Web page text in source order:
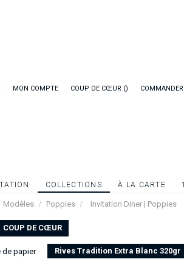
MON COMPTE COUP DE CŒUR COMMANDER
COLLECTIONS À LA CARTE
Modèles Poppies Invitation Diner | Poppies
COUP DE CŒUR
de papier Rives Tradition Extra Blanc 320gr